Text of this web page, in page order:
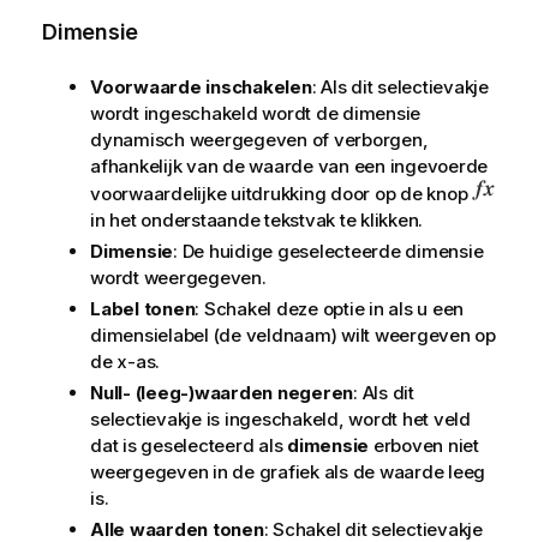
Dimensie
Voorwaarde inschakelen: Als dit selectievakje
wordt ingeschakeld wordt de dimensie
dynamisch weergegeven of verborgen,
afhankelijk van de waarde van een ingevoerde
voorwaardelijke uitdrukking door op de knop
in het onderstaande tekstvak te klikken.
Dimensie: De huidige geselecteerde dimensie
wordt weergegeven.
Label tonen: Schakel deze optie in als u een
dimensielabel (de veldnaam) wilt weergeven op
de x-as.
Null- (leeg-)waarden negeren: Als dit
selectievakje is ingeschakeld, wordt het veld
dat is geselecteerd als dimensie erboven niet
weergegeven in de grafiek als de waarde leeg
is.
Alle waarden tonen: Schakel dit selectievakje